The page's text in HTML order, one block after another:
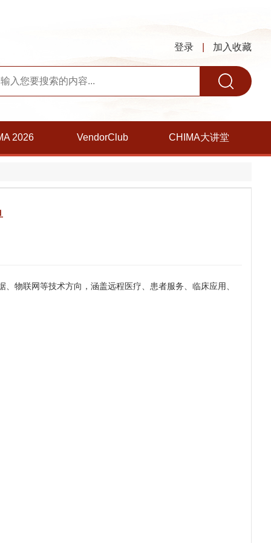
登录 加入收藏
2026 VendorClub CHIMA大讲堂
联网等技术方向，涵盖远程医疗、患者服务、临床应用、